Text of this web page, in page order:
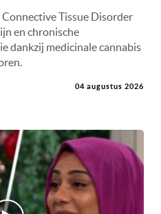
Tissue Disorder
en chronische
dankzij medicinale cannabis
04 augustus 2026